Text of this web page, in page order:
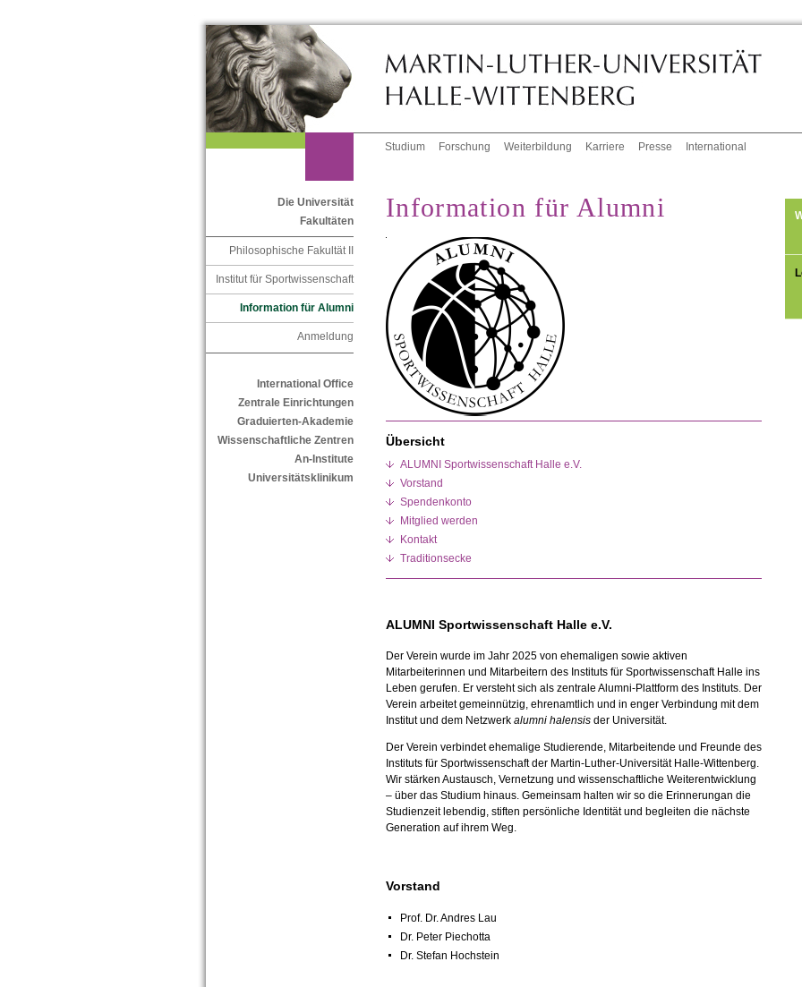
Studium Forschung Weiterbildung Karriere Presse International
Die Universität
Fakultäten
Philosophische Fakultät II
Institut für Sportwissenschaft
Information für Alumni
Anmeldung
International Office
Zentrale Einrichtungen
Graduierten-Akademie
Wissenschaftliche Zentren
An-Institute
Universitätsklinikum
Information für Alumni
Übersicht
ALUMNI Sportwissenschaft Halle e.V.
Vorstand
Spendenkonto
Mitglied werden
Kontakt
Traditionsecke
ALUMNI Sportwissenschaft Halle e.V.
Der Verein wurde im Jahr 2025 von ehemaligen sowie aktiven
Mitarbeiterinnen und Mitarbeitern des Instituts für Sportwissenschaft Halle ins
Leben gerufen. Er versteht sich als zentrale Alumni-Plattform des Instituts. Der
Verein arbeitet gemeinnützig, ehrenamtlich und in enger Verbindung mit dem
Institut und dem Netzwerk alumni halensisder Universität.
Der Verein verbindet ehemalige Studierende, Mitarbeitende und Freunde des
Instituts für Sportwissenschaft der Martin-Luther-Universität Halle-Wittenberg.
Wir stärken Austausch, Vernetzung und wissenschaftliche Weiterentwicklung
– über das Studium hinaus. Gemeinsam halten wir so die Erinnerungan die
Studienzeit lebendig, stiften persönliche Identität und begleiten die nächste
Generation auf ihrem Weg.
Vorstand
Prof. Dr. Andres Lau
Dr. Peter Piechotta
Dr. Stefan Hochstein